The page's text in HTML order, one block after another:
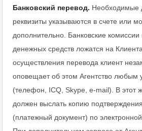
Банковский перевод. Необходимые
реквизиты указываются в счете или
дополнительно. Банковские
денежных средств ложатся на
осуществления перевода клиент
оповещает об этом Агентство любым
(телефон, ICQ, Skype, e-mail). В этот
должен выслать копию
(платежный документ) по